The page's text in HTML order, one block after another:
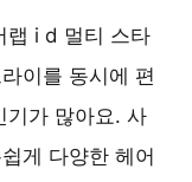
랩 i d 멀티 스타
이를 동시에 편
기가 많아요. 사
게 다양한 헤어